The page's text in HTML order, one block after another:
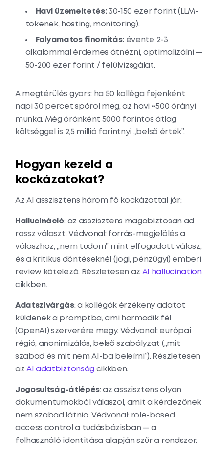
Havi üzemeltetés:30-150 ezer forint (LLM-
tokenek, hosting, monitoring).
Folyamatos finomítás: évente 2-3
alkalommal érdemes átnézni, optimalizálni —
50-200 ezer forint / felülvizsgálat.
A megtérülés gyors: ha 50 kolléga fejenként
napi 30 percet spórol meg, az havi ~500 órányi
munka. Még óránként 5000 forintos átlag
költséggel is 2,5 millió forintnyi „belső érték”.
Hogyan kezeld a
kockázatokat?
Az AI asszisztens három fő kockázattal jár:
Hallucináció: az asszisztens magabiztosan ad
rossz választ. Védvonal: forrás-megjelölés a
válaszhoz, „nem tudom” mint elfogadott válasz,
és a kritikus döntéseknél (jogi, pénzügyi) emberi
review kötelező. Részletesen az AI hallucination
cikkben.
Adatszivárgás: a kollégák érzékeny adatot
küldenek a promptba, ami harmadik fél
(OpenAI) szerverére megy. Védvonal: európai
régió, anonimizálás, belső szabályzat („mit
szabad és mit nem AI-ba beleírni”). Részletesen
az AI adatbiztonság cikkben.
Jogosultság-átlépés: az asszisztens olyan
dokumentumokból válaszol, amit a kérdezőnek
nem szabad látnia. Védvonal: role-based
access control a tudásbázisban — a
felhasználó identitása alapján szűr a rendszer.